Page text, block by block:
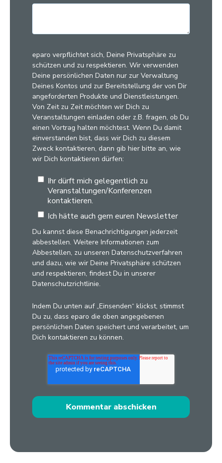
eparo verpflichtet sich, Deine Privatsphäre zu
schützen und zu respektieren. Wir verwenden
Deine persönlichen Daten nur zur Verwaltung
Deines Kontos und zur Bereitstellung der von Dir
angeforderten Produkte und Dienstleistungen.
Von Zeit zu Zeit möchten wir Dich zu
Veranstaltungen einladen oder z.B. fragen, ob Du
einen Vortrag halten möchtest. Wenn Du damit
einverstanden bist, dass wir Dich zu diesem
Zweck kontaktieren, dann gib hier bitte an, wie
wir Dich kontaktieren dürfen:
Ihr dürft mich gelegentlich zu
Veranstaltungen/Konferenzen
kontaktieren.
Ich hätte auch gern euren Newsletter
Du kannst diese Benachrichtigungen jederzeit
abbestellen. Weitere Informationen zum
Abbestellen, zu unseren Datenschutzverfahren
und dazu, wie wir Deine Privatsphäre schützen
und respektieren, findest Du in unserer
Datenschutzrichtlinie.
Indem Du unten auf „Einsenden“ klickst, stimmst
Du zu, dass eparo die oben angegebenen
persönlichen Daten speichert und verarbeitet, um
Dich kontaktieren zu können.